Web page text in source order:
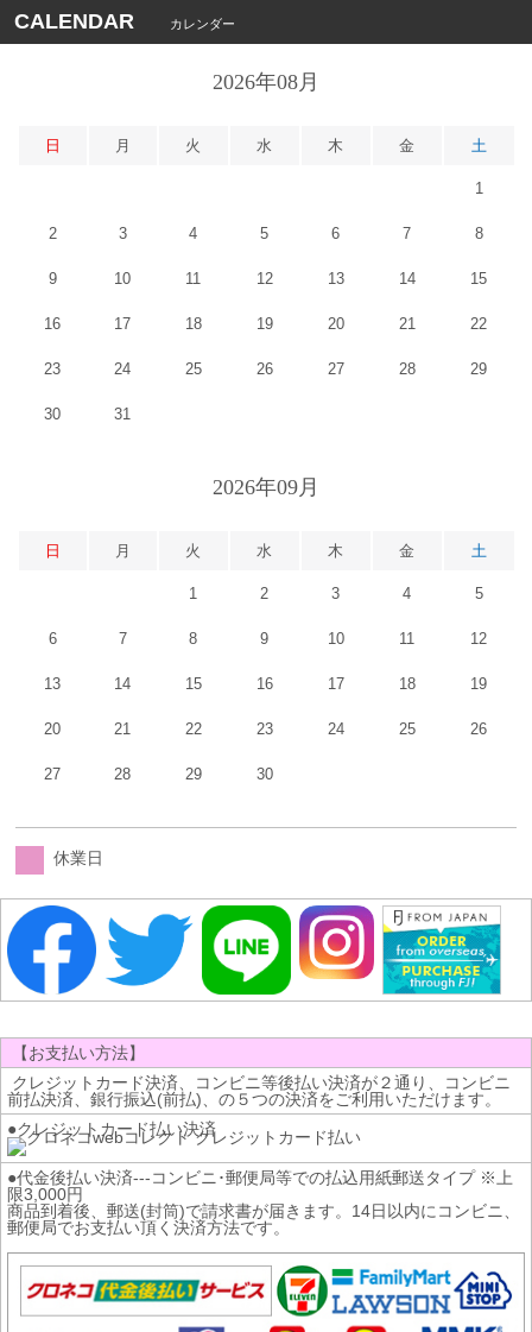
CALENDAR カレンダー
2026年08月
日 月 火 水 木 金 土
1
2 3 4 5 6 7 8
9 10 11 12 13 14 15
16 17 18 19 20 21 22
23 24 25 26 27 28 29
30 31
2026年09月
日 月 火 水 木 金 土
1 2 3 4 5
6 7 8 9 10 11 12
13 14 15 16 17 18 19
20 21 22 23 24 25 26
27 28 29 30
休業日
【お支払い方法】
クレジットカード決済、コンビニ等後払い決済が２通り、コンビニ
前払決済、銀行振込(前払)、の５つの決済をご利用いただけます。
●クレジットカード払い決済
●代金後払い決済---コンビニ･郵便局等での払込用紙郵送タイプ ※上
限3,000円
商品到着後、郵送(封筒)で請求書が届きます。14日以内にコンビニ、
郵便局でお支払い頂く決済方法です。